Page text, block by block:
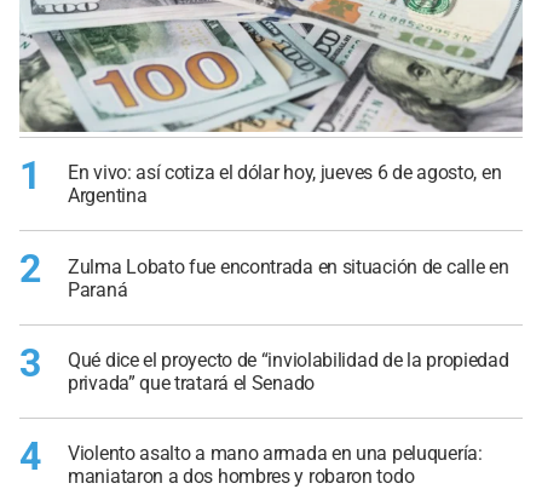
1
En vivo: así cotiza el dólar hoy, jueves 6 de agosto, en
Argentina
2
Zulma Lobato fue encontrada en situación de calle en
Paraná
3
Qué dice el proyecto de “inviolabilidad de la propiedad
privada” que tratará el Senado
4
Violento asalto a mano armada en una peluquería:
maniataron a dos hombres y robaron todo